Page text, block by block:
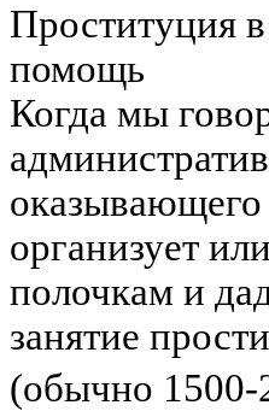
Проституция
помощь
Когда мы
оказывающего
организует
полочкам и
занятие
(обычно 1500-